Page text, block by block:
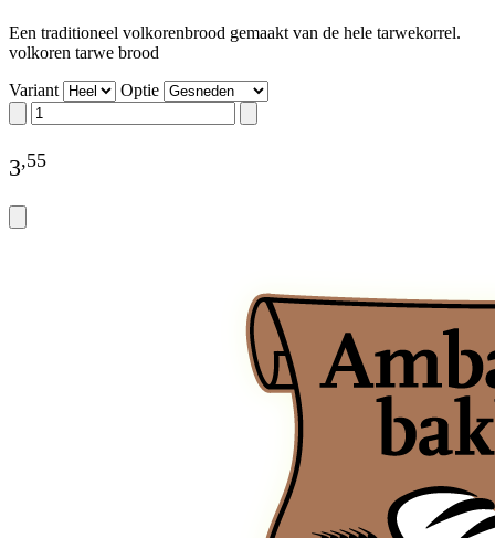
Een traditioneel volkorenbrood gemaakt van de hele tarwekorrel.
volkoren tarwe brood
Variant
Optie
3,55